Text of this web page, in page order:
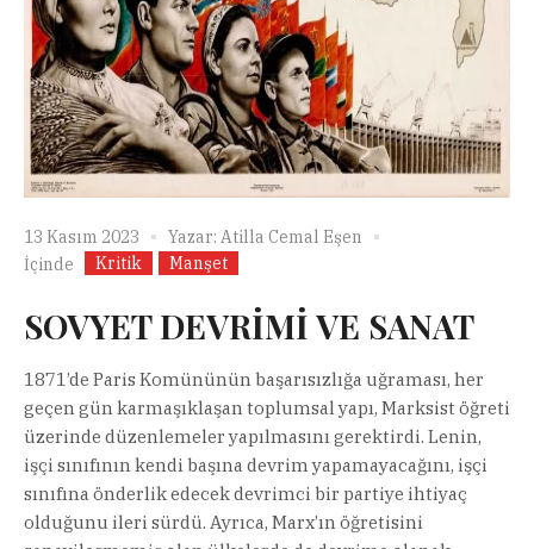
13 Kasım 2023 Yazar: Atilla Cemal Eşen
İçinde
Kritik Manşet
SOVYET DEVRİMİ VE SANAT
1871’de Paris Komününün başarısızlığa uğraması, her
geçen gün karmaşıklaşan toplumsal yapı, Marksist öğreti
üzerinde düzenlemeler yapılmasını gerektirdi. Lenin,
işçi sınıfının kendi başına devrim yapamayacağını, işçi
sınıfına önderlik edecek devrimci bir partiye ihtiyaç
olduğunu ileri sürdü. Ayrıca, Marx’ın öğretisini